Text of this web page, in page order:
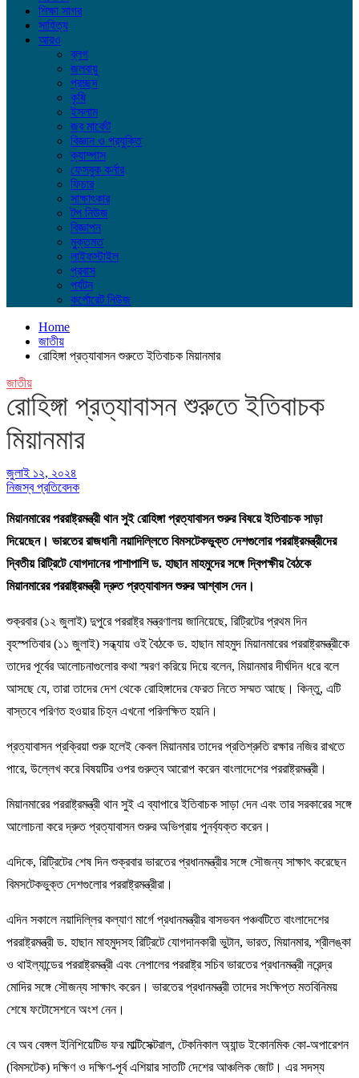
শিক্ষা সাগর
সাহিত্য
আরও
ব্লগ
জলবায়ু
প্রচ্ছদ
কৃষি
ইসলাম
জব মার্কেট
বিজ্ঞান ও প্রযুক্তি
ক্যাম্পাস
ফেসবুক কর্নার
ফিচার
সাক্ষাৎকার
টপ নিউজ
বিজ্ঞাপন
মুক্তমত
লাইফস্টাইল
প্রবাস
পর্যটন
কর্পোরেট নিউজ
Home
জাতীয়
রোহিঙ্গা প্রত্যাবাসন শুরুতে ইতিবাচক মিয়ানমার
জাতীয়
রোহিঙ্গা প্রত্যাবাসন শুরুতে ইতিবাচক
মিয়ানমার
জুলাই ১২, ২০২৪
নিজস্ব প্রতিবেদক
মিয়ানমারের পররাষ্ট্রমন্ত্রী থান সুই রোহিঙ্গা প্রত্যাবাসন শুরুর বিষয়ে ইতিবাচক সাড়া
দিয়েছেন। ভারতের রাজধানী নয়াদিল্লিতে বিমসটেকভুক্ত দেশগুলোর পররাষ্ট্রমন্ত্রীদের
দ্বিতীয় রিট্রিটে যোগদানের পাশাপাশি ড. হাছান মাহমুদের সঙ্গে দ্বিপক্ষীয় বৈঠকে
মিয়ানমারের পররাষ্ট্রমন্ত্রী দ্রুত প্রত্যাবাসন শুরুর আশ্বাস দেন।
শুক্রবার (১২ জুলাই) দুপুরে পররাষ্ট্র মন্ত্রণালয় জানিয়েছে, রিট্রিটের প্রথম দিন
বৃহস্পতিবার (১১ জুলাই) সন্ধ্যায় ওই বৈঠকে ড. হাছান মাহমুদ মিয়ানমারের পররাষ্ট্রমন্ত্রীকে
তাদের পূর্বের আলোচনাগুলোর কথা স্মরণ করিয়ে দিয়ে বলেন, মিয়ানমার দীর্ঘদিন ধরে বলে
আসছে যে, তারা তাদের দেশ থেকে রোহিঙ্গাদের ফেরত নিতে সম্মত আছে। কিন্তু, এটি
বাস্তবে পরিণত হওয়ার চিহ্ন এখনো পরিলক্ষিত হয়নি।
প্রত্যাবাসন প্রক্রিয়া শুরু হলেই কেবল মিয়ানমার তাদের প্রতিশ্রুতি রক্ষার নজির রাখতে
পারে, উল্লেখ করে বিষয়টির ওপর গুরুত্ব আরোপ করেন বাংলাদেশের পররাষ্ট্রমন্ত্রী।
মিয়ানমারের পররাষ্ট্রমন্ত্রী থান সুই এ ব্যাপারে ইতিবাচক সাড়া দেন এবং তার সরকারের সঙ্গে
আলোচনা করে দ্রুত প্রত্যাবাসন শুরুর অভিপ্রায় পুনর্ব্যক্ত করেন।
এদিকে, রিট্রিটের শেষ দিন শুক্রবার ভারতের প্রধানমন্ত্রীর সঙ্গে সৌজন্য সাক্ষাৎ করেছেন
বিমসটেকভুক্ত দেশগুলোর পররাষ্ট্রমন্ত্রীরা।
এদিন সকালে নয়াদিল্লির কল্যাণ মার্গে প্রধানমন্ত্রীর বাসভবন পঞ্চবটিতে বাংলাদেশের
পররাষ্ট্রমন্ত্রী ড. হাছান মাহমুদসহ রিট্রিটে যোগদানকারী ভুটান, ভারত, মিয়ানমার, শ্রীলঙ্কা
ও থাইল্যান্ডের পররাষ্ট্রমন্ত্রী এবং নেপালের পররাষ্ট্র সচিব ভারতের প্রধানমন্ত্রী নরেন্দ্র
মোদির সঙ্গে সৌজন্য সাক্ষাৎ করেন। ভারতের প্রধানমন্ত্রী তাদের সংক্ষিপ্ত মতবিনিময়
শেষে ফটোসেশনে অংশ নেন।
বে অব বেঙ্গল ইনিশিয়েটিভ ফর মাল্টিসেক্টরাল, টেকনিকাল অ্যান্ড ইকোনমিক কো-অপারেশন
(বিমসটেক) দক্ষিণ ও দক্ষিণ-পূর্ব এশিয়ার সাতটি দেশের আঞ্চলিক জোট। এর সদস্য